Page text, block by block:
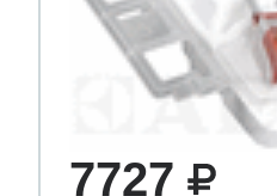
7727